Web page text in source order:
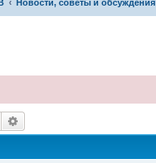
Новости, советы и обсуждения
Поиск